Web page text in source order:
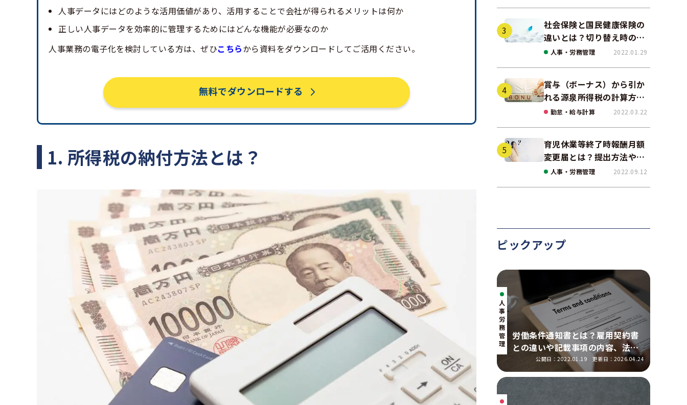
人事データにはどのような活用価値があり、活用することで会社が得られるメリットは何か
正しい人事データを効率的に管理するためにはどんな機能が必要なのか
人事業務の電子化を検討している方は、ぜひこちらから資料をダウンロードしてご活用ください。
無料でダウンロードする
1. 所得税の納付方法とは？
社会保険と国民健康保険の
違いとは？切り替え時の手
続きや任意継続について解
人事・労務管理 2022.01.29
賞与（ボーナス）から引か
れる源泉所得税の計算方法
をわかりやすく解説
勤怠・給与計算 2022.03.22
育児休業等終了時報酬月額
変更届とは？提出方法やデ
メリットをわかりやすく紹
人事・労務管理 2022.09.12
ピックアップ
人
事・
労
務
管
理
労働条件通知書とは？雇用契約書
との違いや記載事項の内容、法改
正の明示ルールを解説
公開日：2022.01.19 更新日：2026.04.24